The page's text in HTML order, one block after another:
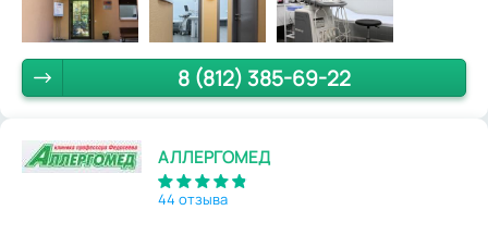
8 (812) 385-69-22
АЛЛЕРГОМЕД
44 отзыва